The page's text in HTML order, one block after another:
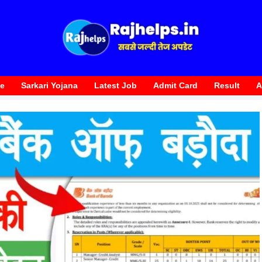
Sarkari Yojana Latest Job Admit Card Result